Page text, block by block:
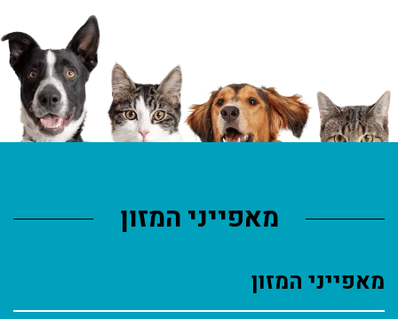
מאפייני המזון
מאפייני המזון